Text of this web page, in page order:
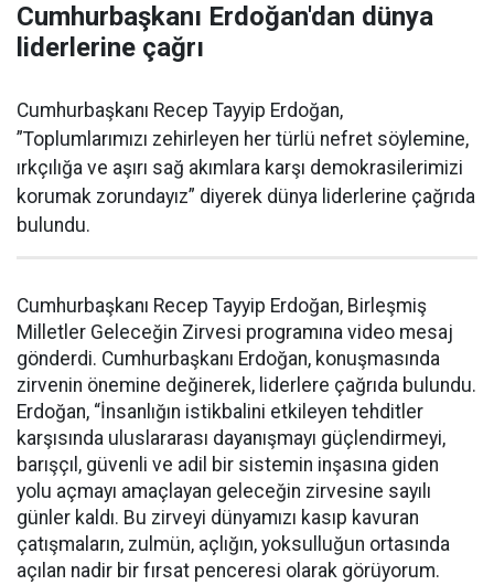
Cumhurbaşkanı Erdoğan'dan dünya
liderlerine çağrı
Cumhurbaşkanı Recep Tayyip Erdoğan,
”Toplumlarımızı zehirleyen her türlü nefret söylemine,
ırkçılığa ve aşırı sağ akımlara karşı demokrasilerimizi
korumak zorundayız” diyerek dünya liderlerine çağrıda
bulundu.
Cumhurbaşkanı Recep Tayyip Erdoğan, Birleşmiş
Milletler Geleceğin Zirvesi programına video mesaj
gönderdi. Cumhurbaşkanı Erdoğan, konuşmasında
zirvenin önemine değinerek, liderlere çağrıda bulundu.
Erdoğan, “İnsanlığın istikbalini etkileyen tehditler
karşısında uluslararası dayanışmayı güçlendirmeyi,
barışçıl, güvenli ve adil bir sistemin inşasına giden
yolu açmayı amaçlayan geleceğin zirvesine sayılı
günler kaldı. Bu zirveyi dünyamızı kasıp kavuran
çatışmaların, zulmün, açlığın, yoksulluğun ortasında
açılan nadir bir fırsat penceresi olarak görüyorum.